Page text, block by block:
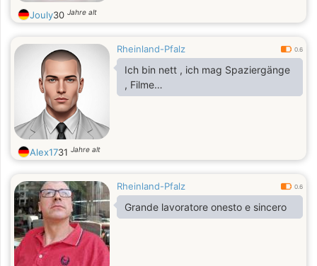
Jouly30 Jahre alt
Rheinland-Pfalz 0.6
Ich bin nett , ich mag Spaziergänge
, Filme…
Alex1731 Jahre alt
Rheinland-Pfalz 0.6
Grande lavoratore onesto e sincero